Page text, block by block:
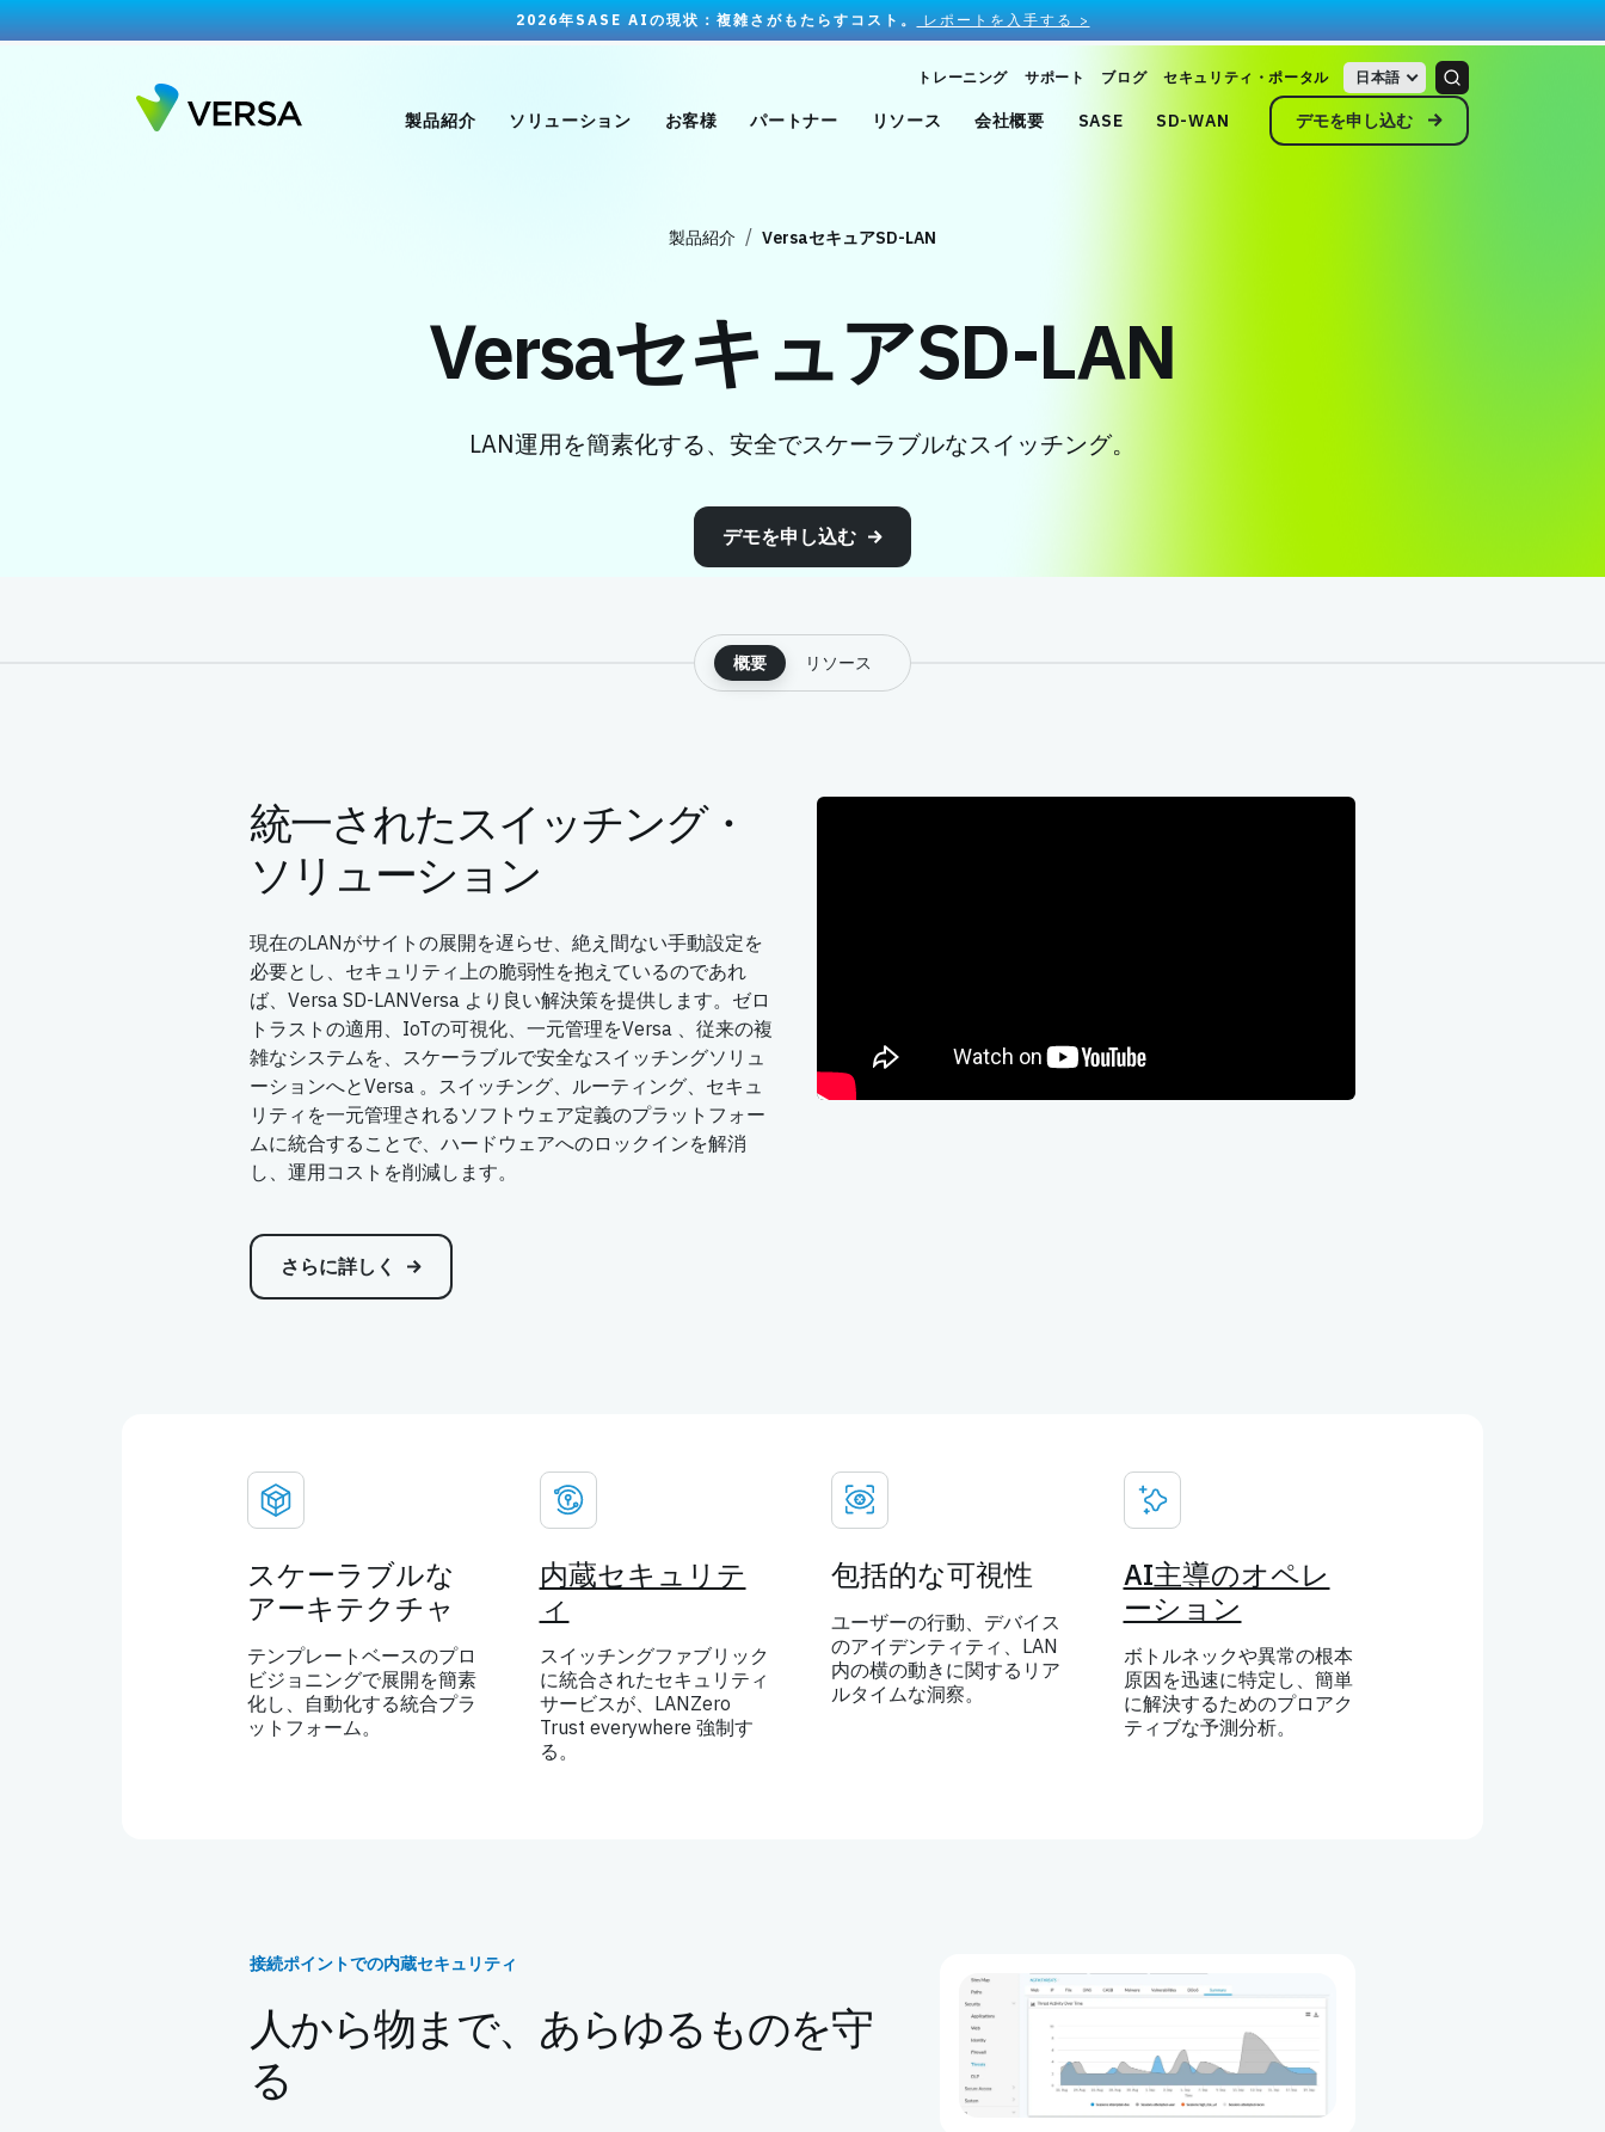
2026年SASE AIの現状：複雑さがもたらすコスト。 レポートを入手する >
トレーニング サポート ブログ セキュリティ・ポータル 日本語
製品紹介 ソリューション お客様 パートナー リソース 会社概要 SASE SD-WAN デモを申し込む
製品紹介 VersaセキュアSD-LAN
VersaセキュアSD-LAN
LAN運用を簡素化する、安全でスケーラブルなスイッチング。
デモを申し込む
概要 リソース
統一されたスイッチング・
ソリューション
現在のLANがサイトの展開を遅らせ、絶え間ない手動設定を
必要とし、セキュリティ上の脆弱性を抱えているのであれ
ば、Versa SD-LANVersa より良い解決策を提供します。ゼロ
トラストの適用、IoTの可視化、一元管理をVersa 、従来の複
雑なシステムを、スケーラブルで安全なスイッチングソリュ
ーションへとVersa 。スイッチング、ルーティング、セキュ
リティを一元管理されるソフトウェア定義のプラットフォー
ムに統合することで、ハードウェアへのロックインを解消
し、運用コストを削減します。
さらに詳しく
スケーラブルな
アーキテクチャ
テンプレートベースのプロ
ビジョニングで展開を簡素
化し、自動化する統合プラ
ットフォーム。
内蔵セキュリテ
ィ
スイッチングファブリック
に統合されたセキュリティ
サービスが、LANZero
Trust everywhere 強制す
る。
包括的な可視性
ユーザーの行動、デバイス
のアイデンティティ、LAN
内の横の動きに関するリア
ルタイムな洞察。
AI主導のオペレ
ーション
ボトルネックや異常の根本
原因を迅速に特定し、簡単
に解決するためのプロアク
ティブな予測分析。
接続ポイントでの内蔵セキュリティ
人から物まで、あらゆるものを守
る